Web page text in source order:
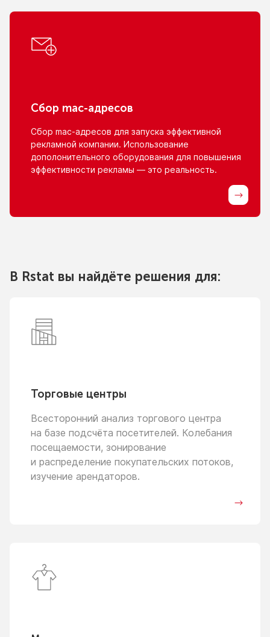
Сбор mac-адресов
Сбор mac-адресов для запуска эффективной
рекламной компании. Использование
дополонительного оборудования для повышения
эффективности рекламы — это реальность.
В Rstat вы найдёте решения для:
Торговые центры
Всесторонний анализ торгового центра
на базе подсчёта посетителей. Колебания
посещаемости, зонирование
и распределение покупательских потоков,
изучение арендаторов.